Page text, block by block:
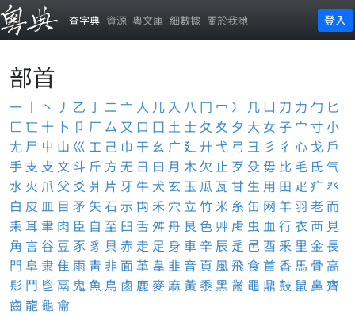
查字典 資源 粵文庫 細數據 關於我哋 登入
部首
一 丨 丶 丿 乙 亅 二 亠 人 儿 入 八 冂 冖 冫 几 凵 刀 力 勹 匕
匚 匸 十 卜 卩 厂 厶 又 口 囗 土 士 夂 夊 夕 大 女 子 宀 寸小
尢 尸 屮 山 巛 工 己 巾 干 幺 广 廴廾 弋 弓 彐 彡 彳 心 戈 戶
手 支 攴 文 斗 斤 方 无 日 曰 月 木欠 止 歹 殳 毋 比 毛 氏 气
水 火 爪 父 爻 爿 片 牙 牛 犬 玄 玉 瓜 瓦甘 生 用 田 疋 疒 癶
白 皮 皿 目 矛 矢 石 示 禸 禾 穴 立 竹米 糸 缶 网 羊 羽 老 而
耒 耳 聿 肉 臣 自 至 臼 舌舛舟 艮 色 艸 虍 虫 血行衣 襾 見
角 言 谷 豆 豕 豸 貝 赤 走 足 身 車 辛 辰 辵 邑 酉 釆 里 金 長
門 阜 隶 隹雨 靑 非 面 革 韋 韭 音 頁 風飛食首 香 馬 骨 高
髟 鬥 鬯 鬲 鬼 魚 鳥 鹵 鹿麥麻 黃 黍 黑 黹 黽鼎 鼓 鼠 鼻 齊
齒龍 龜 龠